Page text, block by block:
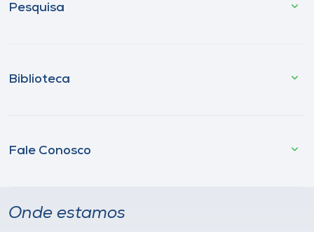
Pesquisa
Biblioteca
Fale Conosco
Onde estamos